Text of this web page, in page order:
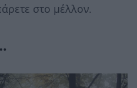
στο μέλλον.